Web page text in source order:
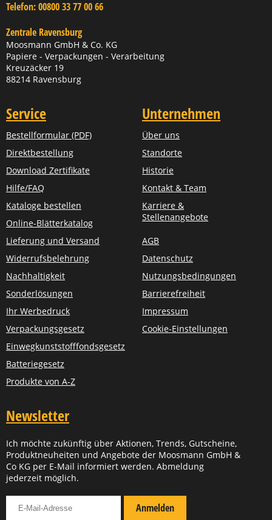
Telefon:00800 33 77 00 66
Zentrale Ravensburg
Moosmann GmbH & Co. KG
Papiere - Verpackungen - Verarbeitung
Kreuzäcker 19
88214 Ravensburg
Service
Bestellformular (PDF)
Direktbestellung
Download Zertifikate
Hilfe/FAQ
Kataloge bestellen
Online-Blätterkatalog
Lieferung und Versand
Widerrufsbelehrung
Nachhaltigkeit
Sonderlösungen
Ihr Werbedruck
Verpackungsgesetz
Einwegkunststofffondsgesetz
Batteriegesetz
Produkte von A-Z
Unternehmen
Über uns
Standorte
Historie
Kontakt & Team
Karriere &
Stellenangebote
AGB
Datenschutz
Nutzungsbedingungen
Barrierefreiheit
Impressum
Cookie-Einstellungen
Newsletter
Ich möchte zukünftig über Aktionen, Trends, Gutscheine,
Produktneuheiten und Angebote der Moosmann GmbH &
Co KG per E-Mail informiert werden. Abmeldung
jederzeit möglich.
Anmelden